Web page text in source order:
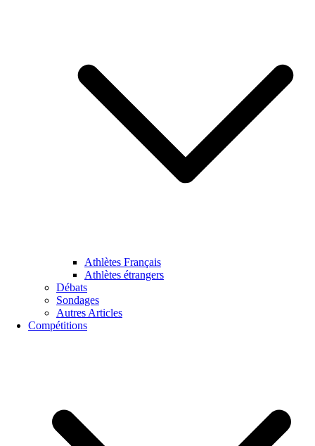
Athlètes Français
Athlètes étrangers
Débats
Sondages
Autres Articles
Compétitions